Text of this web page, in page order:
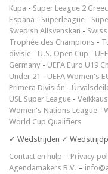
Kupa - Super League 2
Espana - Superleague -
Swedish Allsvenskan -
Trophée des Champions -
divisie - U.S. Open Cup -
Germany - UEFA Euro U19
Under 21 - UEFA Women's
Primera División -
USL Super League -
Women's Nations League -
World Cup Qualifiers
✓ Wedstrijden ✓
Contact en hulp – Privacy
Agendamakers B.V. –